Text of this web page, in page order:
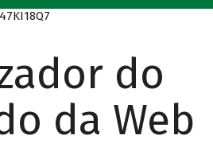
do
da Web